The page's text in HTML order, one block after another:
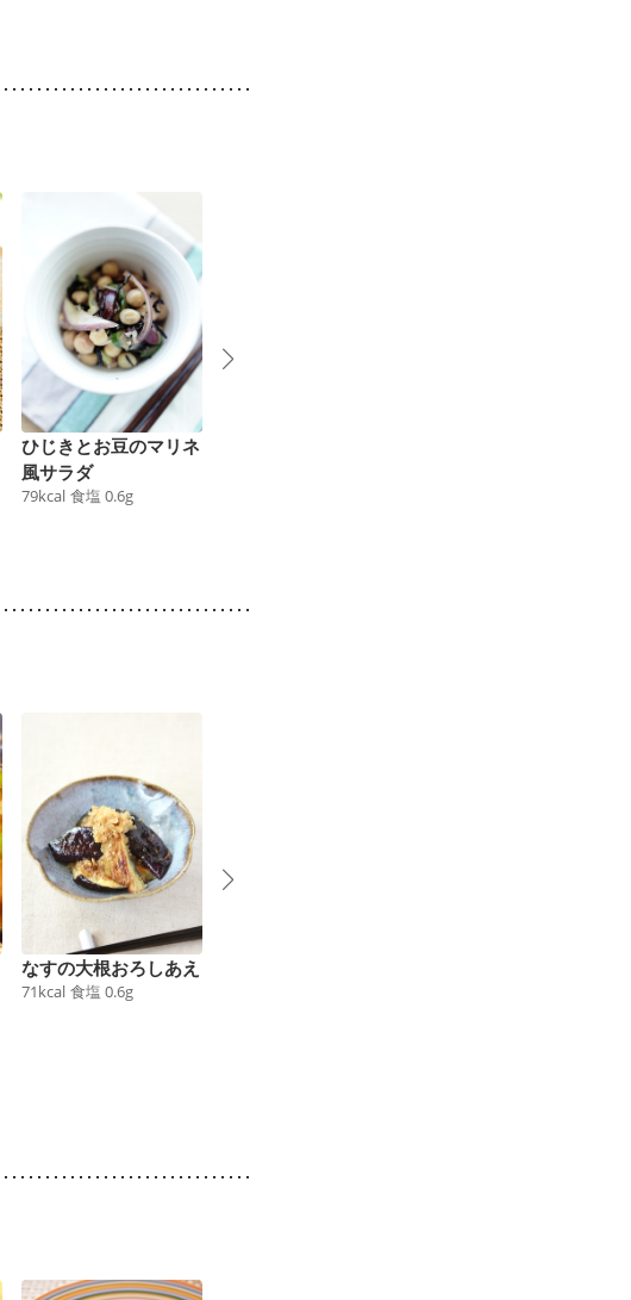
ひじきとお豆のマリネ
風サラダ
79kcal 食塩 0.6g
なすの大根おろしあえ
71kcal 食塩 0.6g